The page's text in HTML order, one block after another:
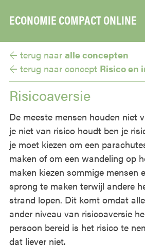
ECONOMIE COMPACT ONLINE
← terug naar alle concepten
← terug naar concept Risico en
Risicoaversie
De meeste mensen houden niet
je niet van risico houdt ben je
je moet kiezen om een
maken of om een wandeling op
maken kiezen sommige mensen
sprong te maken terwijl andere
strand lopen. Dit komt omdat
ander niveau van risicoaversie
persoon bereid is het risico te
dat liever niet.